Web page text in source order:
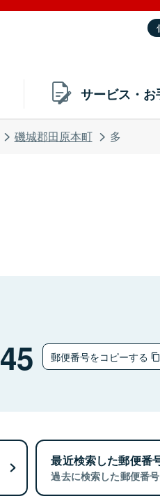
サービス・お
磯城郡田原本町 多
郵便番号をコピーする
最近検索した郵便番
過去に検索した郵便番